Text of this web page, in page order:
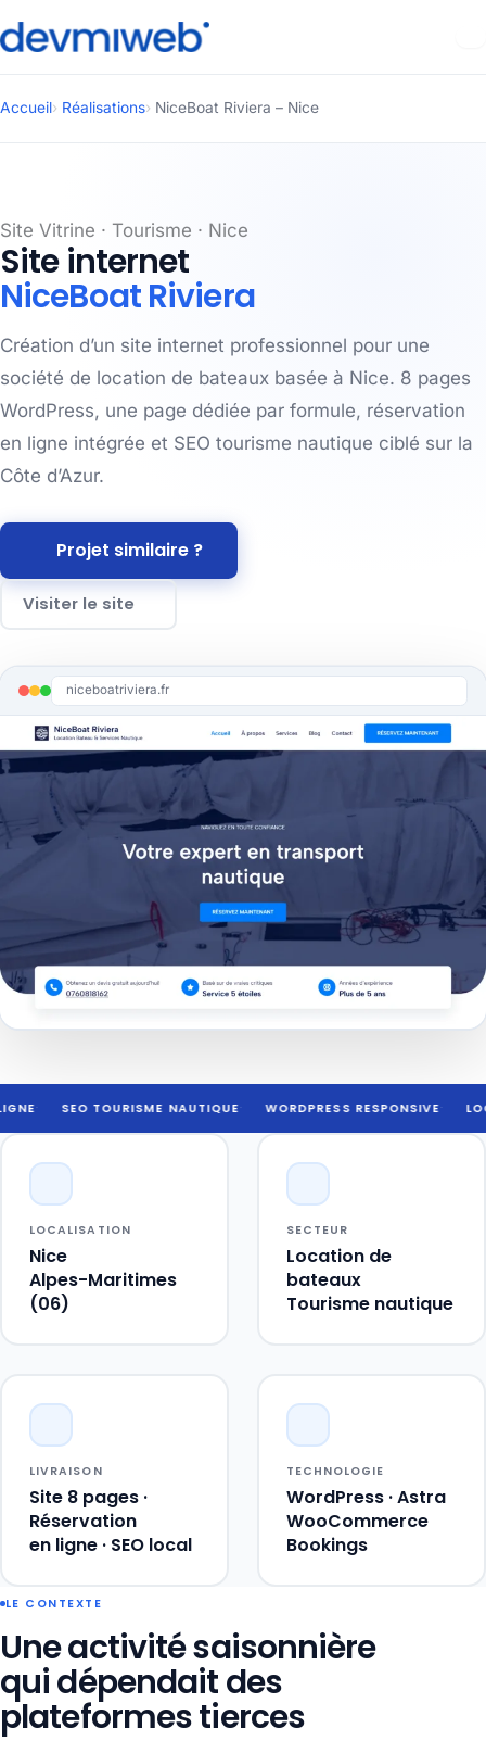
au
Accueil› Réalisations› NiceBoat Riviera – Nice
Site Vitrine · Tourisme · Nice
Site internet
NiceBoat Riviera
Création d’un site internet professionnel pour une
société de location de bateaux basée à Nice. 8 pages
WordPress, une page dédiée par formule, réservation
en ligne intégrée et SEO tourisme nautique ciblé sur la
Côte d’Azur.
Projet similaire ?
Visiter le site
niceboatriviera.fr
SEO TOURISME NAUTIQUE· WORDPRESS RESPONSIVE·
LOCALISATION
Nice
Alpes-Maritimes
(06)
SECTEUR
Location de
bateaux
Tourisme nautique
LIVRAISON
Site 8 pages ·
Réservation
en ligne · SEO local
TECHNOLOGIE
WordPress · Astra
WooCommerce
Bookings
LE CONTEXTE
Une activité saisonnière
qui dépendait des
plateformes tierces